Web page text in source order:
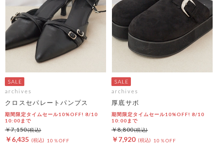
archives
クロスセパレートパンプス
期間限定タイムセール10%OFF! 8/10
10:00まで
￥6,435 10％OFF
￥7,150
archives
厚底サボ
期間限定タイムセール10%OFF! 8/10
10:00まで
￥7,920 10％OFF
￥8,800